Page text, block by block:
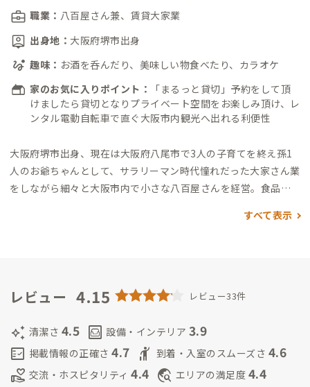
職業： 八百屋さん兼、賃貸大家業
出身地： 大阪府堺市出身
趣味： お酒を呑んだり、美味しい物食べたり、カラオケ
家のお気に入りポイント：
「まるっと貸切」予約をして頂
けましたら貸切となりプライベート空間をお楽しみ頂け、レ
ンタル電動自転車で直ぐ大阪市内観光へ出れる利便性
大阪府堺市出身、現在は大阪府八尾市で3人の子育てを終え孫1
人のお爺ちゃんとして、 サラリーマン時代憧れだった大家さん業
をしながら細々と大阪市内で小さな八百屋さんを経営。 食品ロ
ぜひ遊びに来てみてくださ
すべて表示
レビュー 4.15 レビュー33件
auto_awesome 清潔さ 4.5 living 設備・インテリア 3.9
fact_check 掲載情報の正確さ 4.7 hail 到着・入室のスムーズさ 4.6
volunteer_activism 交流・ホスピタリティ 4.4 travel_explore エリアの満足度 4.4